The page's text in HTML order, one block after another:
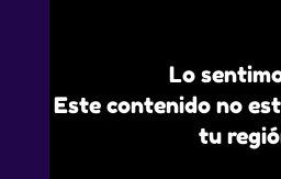
Lo
Este contenido no
tu